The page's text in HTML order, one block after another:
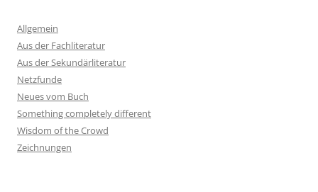
Allgemein
Aus der Fachliteratur
Aus der Sekundärliteratur
Netzfunde
Neues vom Buch
Something completely different
Wisdom of the Crowd
Zeichnungen